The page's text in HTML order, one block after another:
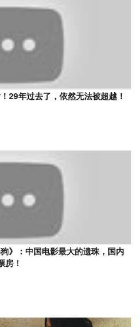
29年过去了，依然无法被超越！
》：中国电影最大的遗珠，国内
房！